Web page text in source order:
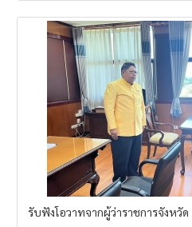
รับฟังโอวาทจากผู้ว่าราชการจังหวัด